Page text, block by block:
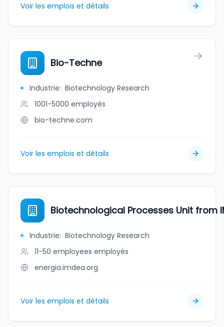
Voir les emplois et détails
Bio-Techne
Industrie: Biotechnology Research
1001-5000 employés
bio-techne.com
Voir les emplois et détails
Biotechnological Processes Unit from
Industrie: Biotechnology Research
11-50 employees employés
energia.imdea.org
Voir les emplois et détails